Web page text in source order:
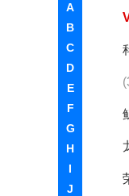
A
B
C
D
E
F
G
H
I
J